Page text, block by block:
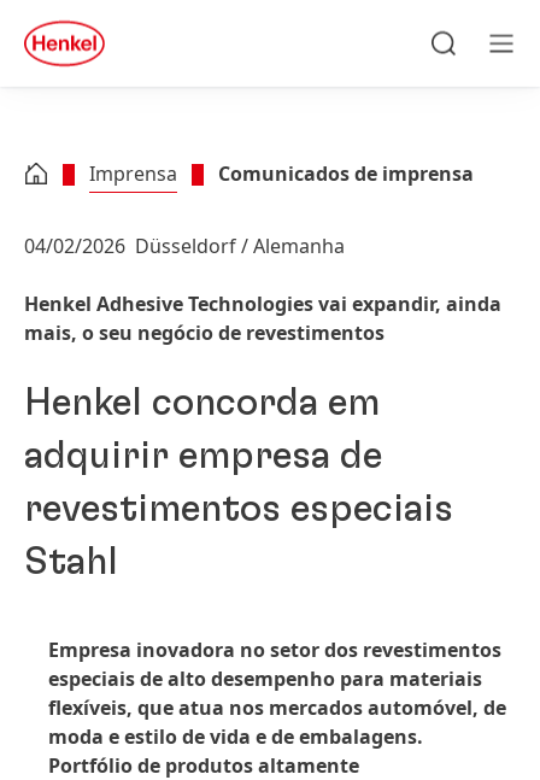
Skip to footer
quick
search
Imprensa Comunicados de imprensa
04/02/2026 Düsseldorf / Alemanha
Henkel Adhesive Technologies vai expandir, ainda
mais, o seu negócio de revestimentos
Henkel concorda em
adquirir empresa de
revestimentos especiais
Stahl
Empresa inovadora no setor dos revestimentos
especiais de alto desempenho para materiais
flexíveis, que atua nos mercados automóvel, de
moda e estilo de vida e de embalagens.
Portfólio de produtos altamente